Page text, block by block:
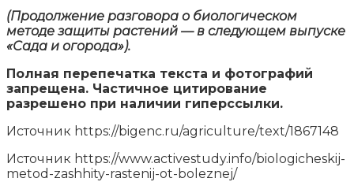
(Продолжение разговора о биологическом
методе защиты растений — в следующем выпуске
«Сада и огорода»).
Полная перепечатка текста и фотографий
запрещена. Частичное цитирование
разрешено при наличии гиперссылки.
Источник https://bigenc.ru/agriculture/text/1867148
Источник https://www.activestudy.info/biologicheskij-
metod-zashhity-rastenij-ot-boleznej/